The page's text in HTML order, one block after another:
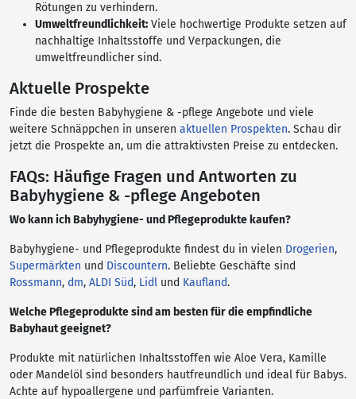
Rötungen zu verhindern.
Umweltfreundlichkeit: Viele hochwertige Produkte setzen auf
nachhaltige Inhaltsstoffe und Verpackungen, die
umweltfreundlicher sind.
Aktuelle Prospekte
Finde die besten Babyhygiene & -pflege Angebote und viele
weitere Schnäppchen in unseren aktuellen Prospekten. Schau dir
jetzt die Prospekte an, um die attraktivsten Preise zu entdecken.
FAQs: Häufige Fragen und Antworten zu
Babyhygiene & -pflege Angeboten
Wo kann ich Babyhygiene- und Pflegeprodukte kaufen?
Babyhygiene- und Pflegeprodukte findest du in vielen Drogerien,
Supermärkten und Discountern. Beliebte Geschäfte sind
Rossmann, dm, ALDI Süd, Lidl und Kaufland.
Welche Pflegeprodukte sind am besten für die empfindliche
Babyhaut geeignet?
Produkte mit natürlichen Inhaltsstoffen wie Aloe Vera, Kamille
oder Mandelöl sind besonders hautfreundlich und ideal für Babys.
Achte auf hypoallergene und parfümfreie Varianten.